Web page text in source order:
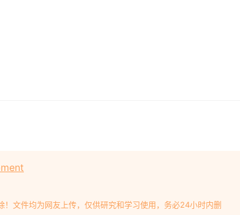
文件均为网友上传，仅供研究和学习使用，务必24小时内删